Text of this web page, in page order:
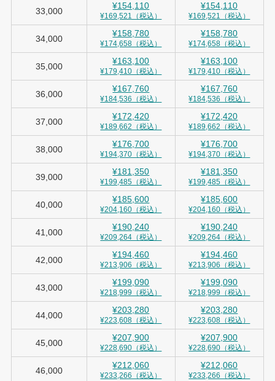
33,000
¥154,110
¥169,521（税込）
¥154,110
¥169,521（税込）
34,000
¥158,780
¥174,658（税込）
¥158,780
¥174,658（税込）
35,000
¥163,100
¥179,410（税込）
¥163,100
¥179,410（税込）
36,000
¥167,760
¥184,536（税込）
¥167,760
¥184,536（税込）
37,000
¥172,420
¥189,662（税込）
¥172,420
¥189,662（税込）
38,000
¥176,700
¥194,370（税込）
¥176,700
¥194,370（税込）
39,000
¥181,350
¥199,485（税込）
¥181,350
¥199,485（税込）
40,000
¥185,600
¥204,160（税込）
¥185,600
¥204,160（税込）
41,000
¥190,240
¥209,264（税込）
¥190,240
¥209,264（税込）
42,000
¥194,460
¥213,906（税込）
¥194,460
¥213,906（税込）
43,000
¥199,090
¥218,999（税込）
¥199,090
¥218,999（税込）
44,000
¥203,280
¥223,608（税込）
¥203,280
¥223,608（税込）
45,000
¥207,900
¥228,690（税込）
¥207,900
¥228,690（税込）
46,000
¥212,060
¥233,266（税込）
¥212,060
¥233,266（税込）